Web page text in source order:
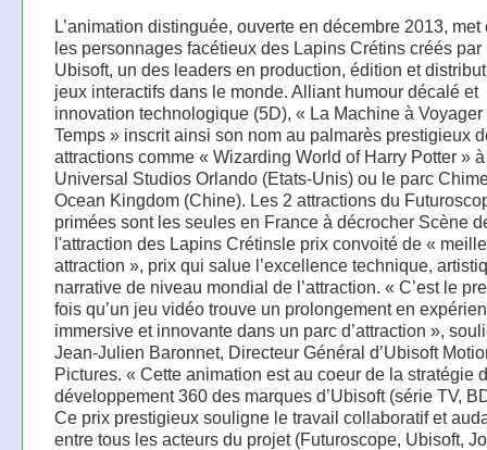
L’animation distinguée, ouverte en décembre 2013, met
les personnages facétieux des Lapins Crétins créés par
Ubisoft, un des leaders en production, édition et
jeux interactifs dans le monde. Alliant humour décalé et
innovation technologique (5D), « La Machine à
Temps » inscrit ainsi son nom au palmarès prestigieux
attractions comme « Wizarding World of Harry Potter » à
Universal Studios Orlando (Etats-Unis) ou le parc
Ocean Kingdom (Chine). Les 2 attractions du
primées sont les seules en France à décrocher Scène
l'attraction des Lapins Crétinsle prix convoité de «
attraction », prix qui salue l’excellence technique,
narrative de niveau mondial de l’attraction. « C’est le
fois qu’un jeu vidéo trouve un prolongement en
immersive et innovante dans un parc d’attraction »,
Jean-Julien Baronnet, Directeur Général d’Ubisoft
Pictures. « Cette animation est au coeur de la stratégie
développement 360 des marques d’Ubisoft (série TV,
Ce prix prestigieux souligne le travail collaboratif et
entre tous les acteurs du projet (Futuroscope, Ubisoft,